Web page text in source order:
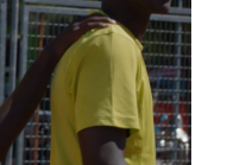
CUP